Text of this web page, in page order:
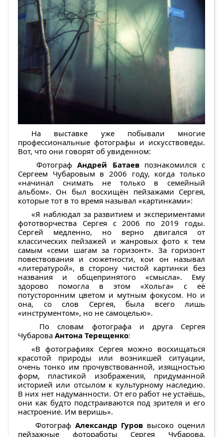
На выставке уже побывали многие
профессиональные фотографы и искусствоведы.
Вот, что они говорят об увиденном:
ФотографАндрей Батаевпознакомился с
Сергеем Чубаровым в 2006 году, когда только
«начинал снимать не только в семейный
альбом». Он был восхищён пейзажами Сергея,
которые тот в то время называл «картинками»:
«Я наблюдал за развитием и экспериментами
фототворчества Сергея с 2006 по 2019 годы.
Сергей медленно, но верно двигался от
классических пейзажей и жанровых фото к тем
самым «семи шагам за горизонт». За горизонт
повествования и сюжетности, кои он называл
«литературой», в сторону чистой картинки без
названия и общепринятого «смысла». Ему
здорово помогла в этом «Хольга» с её
потусторонним цветом и мутным фокусом. Но и
она, со слов Сергея, была всего лишь
«инструментом», но не самоцелью».
По словам фотографа и друга Сергея
Чубарова Антона Терещенко:
«В фотографиях Сергея можно восхищаться
красотой природы или возникшей ситуации,
очень тонко им прочувствованной, изящностью
форм, пластикой изображения, придуманной
историей или отсылом к культурному наследию.
В них нет надуманности. От его работ не устаёшь,
они как будто подстраиваются под зрителя и его
настроение. Им веришь».
Фотограф Александр Гуров высоко оценил
пейзажные фотоработы Сергея Чубарова,